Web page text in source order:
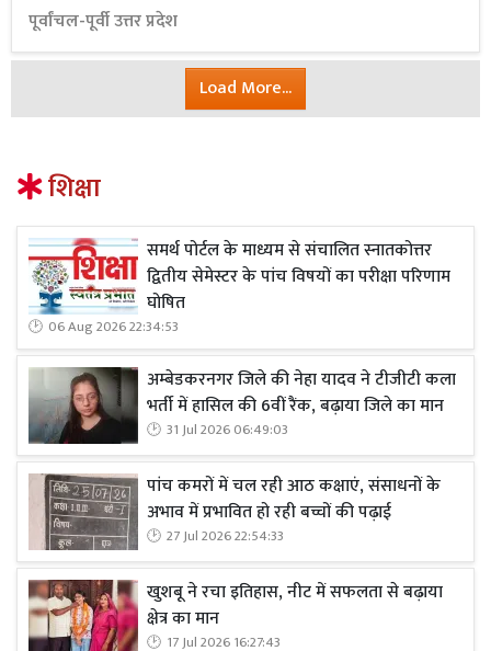
पूर्वांचल-पूर्वी उत्तर प्रदेश
Load More...
शिक्षा
समर्थ पोर्टल के माध्यम से संचालित स्नातकोत्तर
द्वितीय सेमेस्टर के पांच विषयों का परीक्षा परिणाम
घोषित
06 Aug 2026 22:34:53
अम्बेडकरनगर जिले की नेहा यादव ने टीजीटी कला
भर्ती में हासिल की 6वीं रैंक, बढ़ाया जिले का मान
31 Jul 2026 06:49:03
पांच कमरों में चल रही आठ कक्षाएं, संसाधनों के
अभाव में प्रभावित हो रही बच्चों की पढ़ाई
27 Jul 2026 22:54:33
खुशबू ने रचा इतिहास, नीट में सफलता से बढ़ाया
क्षेत्र का मान
17 Jul 2026 16:27:43